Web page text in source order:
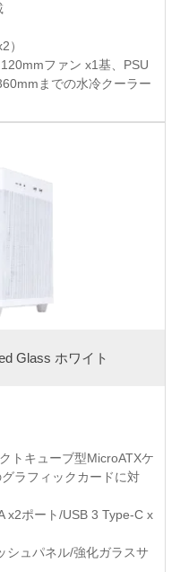
）
ファン x1基、PSU
までの水冷クーラー
Glass ホワイト
トキューブ型MicroATXケ
ラフィックカードに対
x2ポート/USB 3 Type-C x
シュパネル/強化ガラスサ